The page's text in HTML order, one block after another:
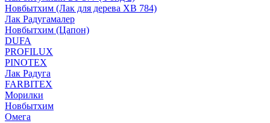
Новбытхим (Лак для дерева ХВ 784)
Лак Радугамалер
Новбытхим (Цапон)
DUFA
PROFILUX
PINOTEX
Лак Радуга
FARBITEX
Морилки
Новбытхим
Омега